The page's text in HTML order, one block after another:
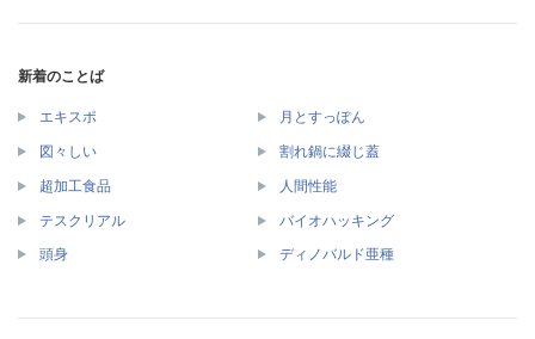
新着のことば
エキスポ 月とすっぽん
図々しい 割れ鍋に綴じ蓋
超加工食品 人間性能
テスクリアル バイオハッキング
頭身 ディノバルド亜種